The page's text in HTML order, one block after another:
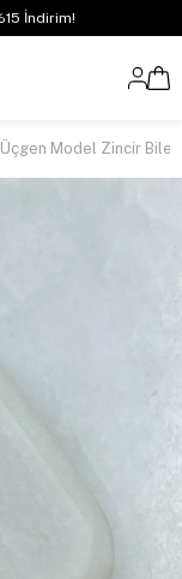
İndirim!
Model Zincir